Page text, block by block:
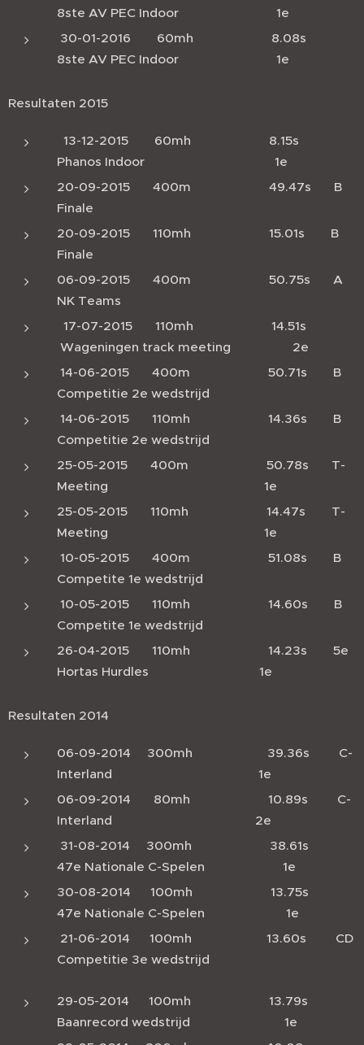
8ste AV PEC Indoor 1e
30-01-2016 60mh 8.08s
8ste AV PEC Indoor 1e
Resultaten 2015
13-12-2015 60mh 8.15s
Phanos Indoor 1e
20-09-2015 400m 49.47s B
Finale
20-09-2015 110mh 15.01s B
Finale
06-09-2015 400m 50.75s A
NK Teams
17-07-2015 110mh 14.51s
Wageningen track meeting 2e
14-06-2015 400m 50.71s B
Competitie 2e wedstrijd
14-06-2015 110mh 14.36s B
Competitie 2e wedstrijd
25-05-2015 400m 50.78s T-
Meeting 1e
25-05-2015 110mh 14.47s T-
Meeting 1e
10-05-2015 400m 51.08s B
Competite 1e wedstrijd
10-05-2015 110mh 14.60s B
Competite 1e wedstrijd
26-04-2015 110mh 14.23s 5e
Hortas Hurdles 1e
Resultaten 2014
06-09-2014 300mh 39.36s C-
Interland 1e
06-09-2014 80mh 10.89s C-
Interland 2e
31-08-2014 300mh 38.61s
47e Nationale C-Spelen 1e
30-08-2014 100mh 13.75s
47e Nationale C-Spelen 1e
21-06-2014 100mh 13.60s CD
Competitie 3e wedstrijd
29-05-2014 100mh 13.79s
Baanrecord wedstrijd 1e